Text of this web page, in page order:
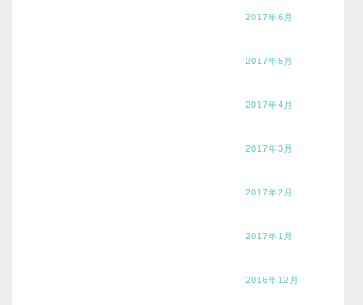
2017年6月
2017年5月
2017年4月
2017年3月
2017年2月
2017年1月
2016年12月